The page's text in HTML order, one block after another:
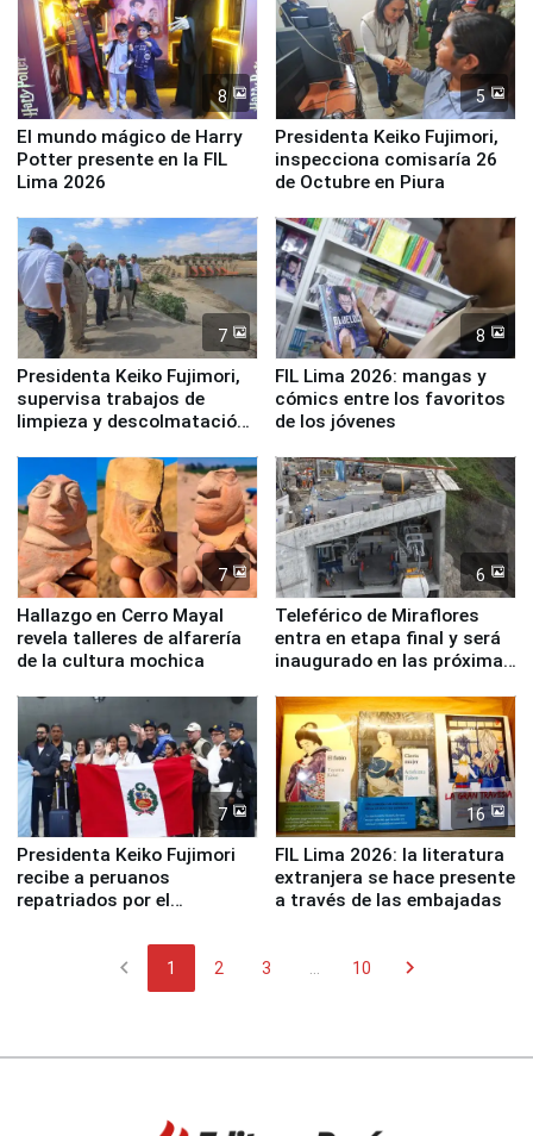
8
El mundo mágico de Harry
Potter presente en la FIL
Lima 2026
5
Presidenta Keiko Fujimori,
inspecciona comisaría 26
de Octubre en Piura
7
Presidenta Keiko Fujimori,
supervisa trabajos de
limpieza y descolmatación
8
FIL Lima 2026: mangas y
cómics entre los favoritos
de los jóvenes
7
Hallazgo en Cerro Mayal
revela talleres de alfarería
de la cultura mochica
6
Teleférico de Miraflores
entra en etapa final y será
inaugurado en las próximas
7
Presidenta Keiko Fujimori
recibe a peruanos
repatriados por el
16
FIL Lima 2026: la literatura
extranjera se hace presente
a través de las embajadas
chevron_left 1 2 3 10 chevron_right